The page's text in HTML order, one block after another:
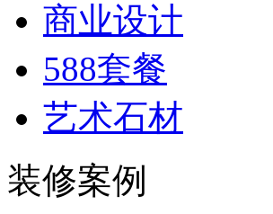
商业设计
588套餐
艺术石材
装修案例